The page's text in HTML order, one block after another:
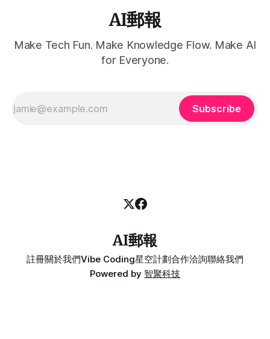
AI郵報
Make Tech Fun. Make Knowledge Flow. Make AI
for Everyone.
Subscribe
AI郵報
註冊關於我們Vibe Coding星空計劃合作洽詢聯絡我們
Powered by 智聚科技